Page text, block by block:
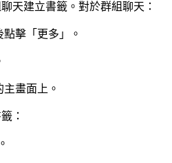
天建立書籤。對於群組聊天：
擊「更多」。
畫面上。
：